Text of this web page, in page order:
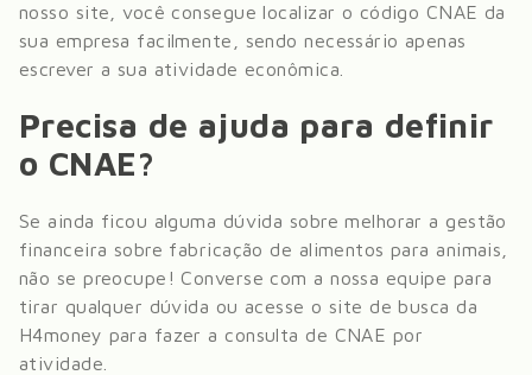
nosso site, você consegue localizar o código CNAE da
sua empresa facilmente, sendo necessário apenas
escrever a sua atividade econômica.
Precisa de ajuda para definir
o CNAE?
Se ainda ficou alguma dúvida sobre melhorar a gestão
financeira sobre fabricação de alimentos para animais
não se preocupe! Converse com a nossa equipe para
tirar qualquer dúvida ou acesse o site de busca da
H4money para fazer a consulta de CNAE por
atividade.